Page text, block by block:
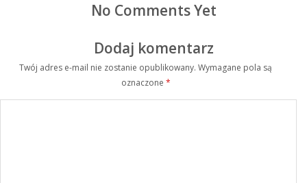
No Comments Yet
Dodaj komentarz
Twój adres e-mail nie zostanie opublikowany. Wymagane pola są
oznaczone *